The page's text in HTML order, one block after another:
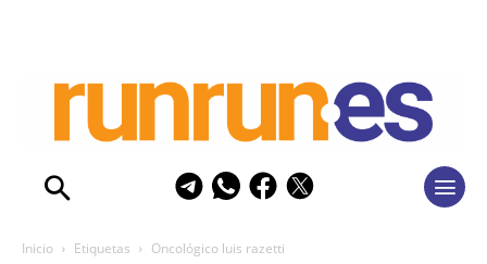
Inicio Etiquetas Oncológico luis razetti